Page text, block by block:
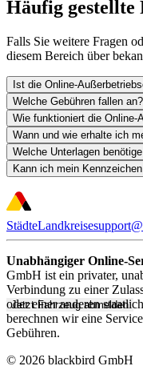
Häufig gestellte
Falls Sie weitere Fragen
diesem Bereich über
Ist die Online-
Welche Gebühren fallen an?
Wie funktioniert die Online-
Wann und wie erhalte ich
Welche Unterlagen
Kann ich mein
Jetzt Fahrzeug abmelden
StädteLandkreise
Unabhängiger Online-
GmbH ist ein privater,
Verbindung zu einer
oder einer anderen
berechnen wir eine
Gebühren.
© 2026 blackbird GmbH